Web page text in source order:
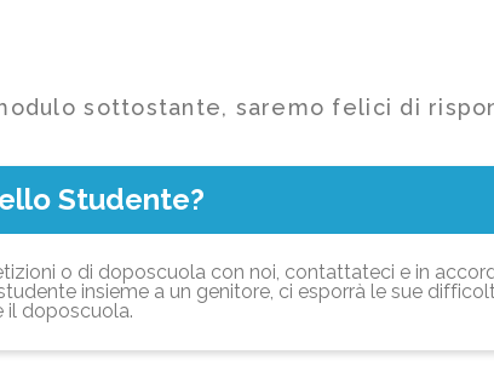
sottostante, saremo felici di
Studente?
o di doposcuola con noi, contattateci e in
insieme a un genitore, ci esporrà le sue
il doposcuola.